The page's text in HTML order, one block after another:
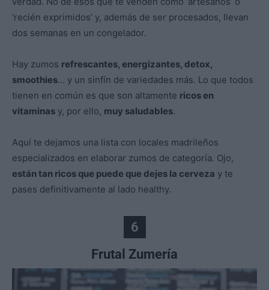
‘recién exprimidos’ y, además de ser procesados, llevan
dos semanas en un congelador.
Hay zumos refrescantes, energizantes, detox,
smoothies… y un sinfín de variedades más. Lo que todos
tienen en común es que son altamente ricos en
vitaminas y, por ello, muy saludables.
Aquí te dejamos una lista con locales madrileños
especializados en elaborar zumos de categoría. Ojo,
están tan ricos que puede que dejes la cerveza y te
pases definitivamente al lado healthy.
6
Frutal Zumería